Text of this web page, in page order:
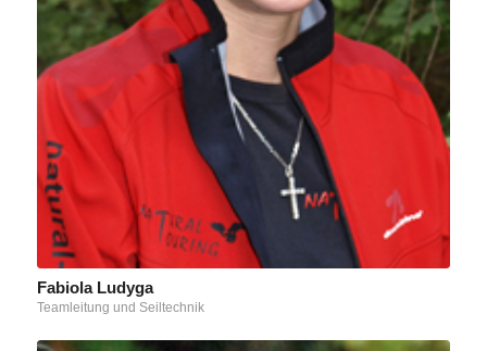
Fabiola Ludyga
Teamleitung und Seiltechnik